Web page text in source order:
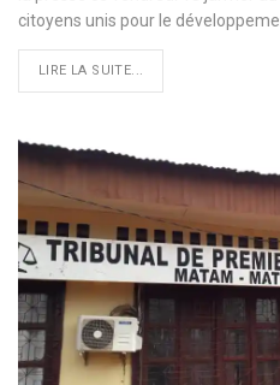
citoyens unis pour le
LIRE LA SUITE...